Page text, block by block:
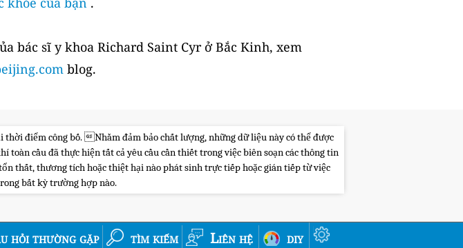
bác sĩ y khoa Richard Saint Cyr ở Bắc Kinh, xem
blog.
điểm công bố. Nhằm đảm bảo chất lượng, những dữ liệu này có thể được
cầu đã thực hiện tất cả yêu cầu cần thiết trong việc biên soạn các thông tin
thất, thương tích hoặc thiệt hại nào phát sinh trực tiếp hoặc gián tiếp từ việc
bất kỳ trường hợp nào.
hỏi thường gặp tìm kiếm Liên hệ diy